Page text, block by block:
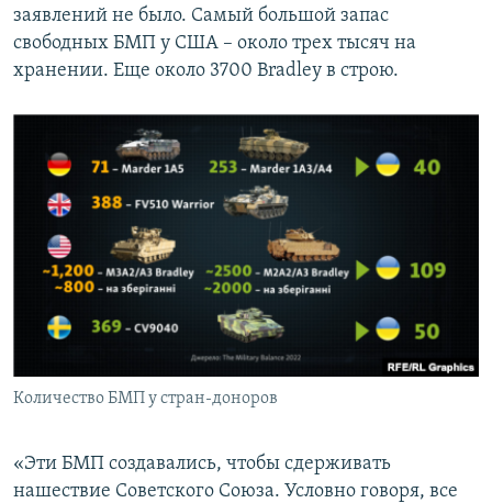
заявлений не было. Самый большой запас
свободных БМП у США – около трех тысяч на
хранении. Еще около 3700 Bradley в строю.
Количество БМП у стран-доноров
«Эти БМП создавались, чтобы сдерживать
нашествие Советского Союза. Условно говоря, все